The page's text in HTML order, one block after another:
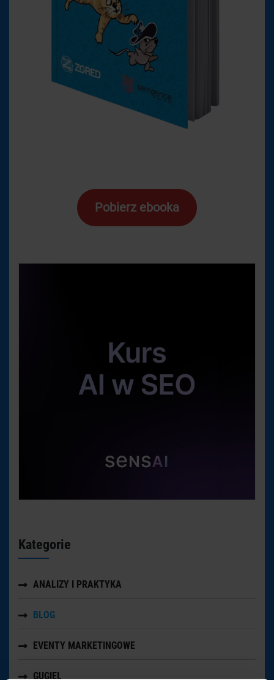
Pobierz ebooka
Kategorie
ANALIZY I PRAKTYKA
BLOG
EVENTY MARKETINGOWE
GUGIEL